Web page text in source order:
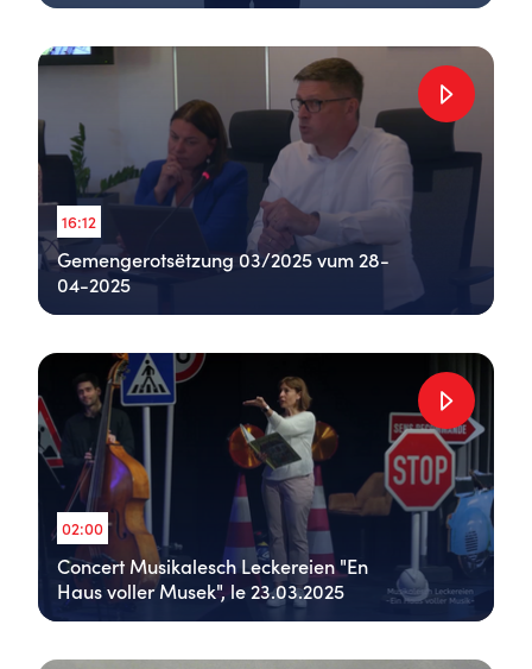
16:12
Gemengerotsëtzung 03/2025 vum 28-
04-2025
02:00
Concert Musikalesch Leckereien "En
Haus voller Musek", le 23.03.2025